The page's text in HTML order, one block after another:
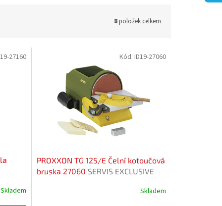
8položek celkem
Skladem
27160
PROXXON TG 125/E Čelní kotoučová
bruska 27060 SERVIS EXCLUSIVE
Skladem
Kód: ID19-27060